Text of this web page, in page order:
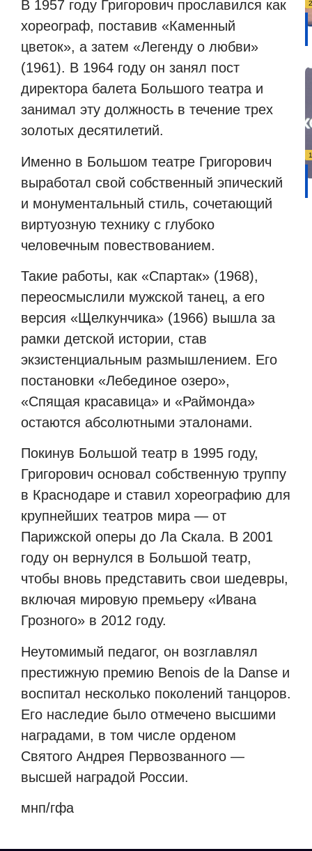
В 1957 году Григорович прославился как
хореограф, поставив «Каменный
цветок», а затем «Легенду о любви»
(1961). В 1964 году он занял пост
директора балета Большого театра и
занимал эту должность в течение трех
золотых десятилетий.
Именно в Большом театре Григорович
выработал свой собственный эпический
и монументальный стиль, сочетающий
виртуозную технику с глубоко
человечным повествованием.
Такие работы, как «Спартак» (1968),
переосмыслили мужской танец, а его
версия «Щелкунчика» (1966) вышла за
рамки детской истории, став
экзистенциальным размышлением. Его
постановки «Лебединое озеро»,
«Спящая красавица» и «Раймонда»
остаются абсолютными эталонами.
Покинув Большой театр в 1995 году,
Григорович основал собственную труппу
в Краснодаре и ставил хореографию для
крупнейших театров мира — от
Парижской оперы до Ла Скала. В 2001
году он вернулся в Большой театр,
чтобы вновь представить свои шедевры,
включая мировую премьеру «Ивана
Грозного» в 2012 году.
Неутомимый педагог, он возглавлял
престижную премию Benois de la Danse и
воспитал несколько поколений танцоров.
Его наследие было отмечено высшими
наградами, в том числе орденом
Святого Андрея Первозванного —
высшей наградой России.
мнп/гфа